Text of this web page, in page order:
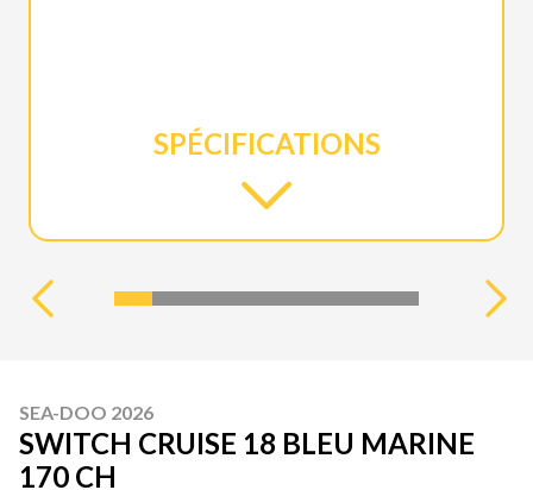
SPÉCIFICATIONS
SEA-DOO 2026
SWITCH CRUISE 18 BLEU MARINE
170 CH